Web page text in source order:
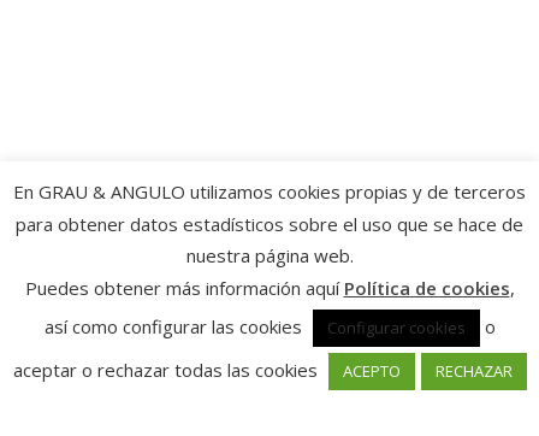
En GRAU & ANGULO utilizamos cookies propias y de terceros
para obtener datos estadísticos sobre el uso que se hace de
nuestra página web.
Puedes obtener más información aquí Política de cookies,
así como configurar las cookies
Configurar cookies
o
aceptar o rechazar todas las cookies
ACEPTO RECHAZAR